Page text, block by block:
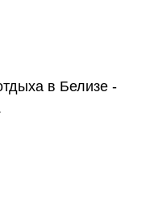
в Белизе -